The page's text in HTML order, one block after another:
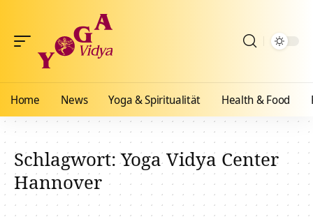
Home News Yoga & Spiritualität Health & Food
Schlagwort:Yoga Vidya Center
Hannover